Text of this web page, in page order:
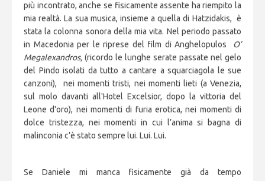
più incontrato, anche se fisicamente assente ha riempito la
mia realtà. La sua musica, insieme a quella di Hatzidakis, è
stata la colonna sonora della mia vita. Nel periodo passato
in Macedonia per le riprese del film di Anghelopulos O’
Megalexandros, (ricordo le lunghe serate passate nel gelo
del Pindo isolati da tutto a cantare a squarciagola le sue
canzoni), nei momenti tristi, nei momenti lieti (a Venezia,
sul molo davanti all'Hotel Excelsior, dopo la vittoria del
Leone d'oro), nei momenti di furia erotica, nei momenti di
dolce tristezza, nei momenti in cui l’anima si bagna di
malinconia c’è stato sempre lui. Lui. Lui.
Se Daniele mi manca fisicamente già da tempo